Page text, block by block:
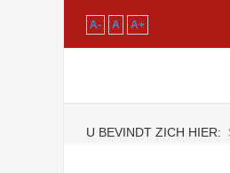
A- A A+
U BEVINDT ZICH HIER: